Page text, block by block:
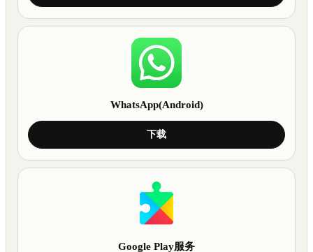
WhatsApp(Android)
下载
Google Play服务